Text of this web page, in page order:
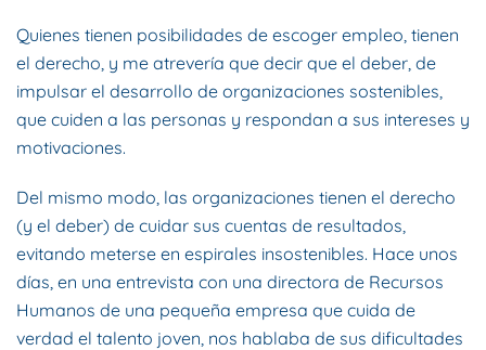
Quienes tienen posibilidades de escoger empleo, tienen
el derecho, y me atrevería que decir que el deber, de
impulsar el desarrollo de organizaciones sostenibles,
que cuiden a las personas y respondan a sus intereses y
motivaciones.
Del mismo modo, las organizaciones tienen el derecho
(y el deber) de cuidar sus cuentas de resultados,
evitando meterse en espirales insostenibles. Hace unos
días, en una entrevista con una directora de Recursos
Humanos de una pequeña empresa que cuida de
verdad el talento joven, nos hablaba de sus dificultades